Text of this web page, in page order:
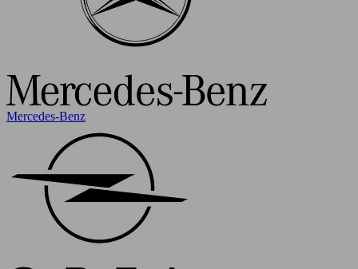
Mercedes-Benz